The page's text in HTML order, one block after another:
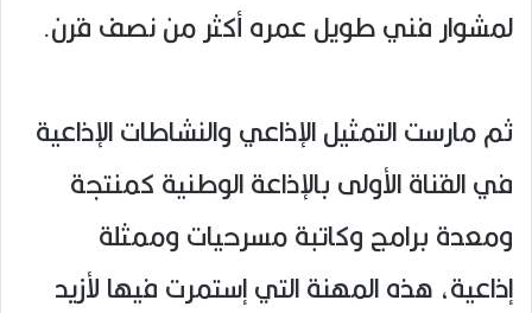
لمشوار فني طويل عمره أكثر من نصف قرن.
ثم مارست التمثيل الإذاعي والنشاطات الإذاعية
في القناة الأولى بالإذاعة الوطنية كمنتجة
ومعدة برامج وكاتبة مسرحيات وممثلة
إذاعية، هذه المهنة التي إستمرت فيها لأزيد